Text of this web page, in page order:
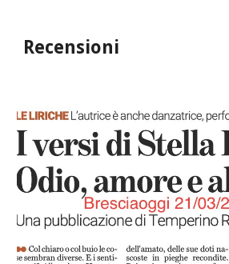
Recensioni